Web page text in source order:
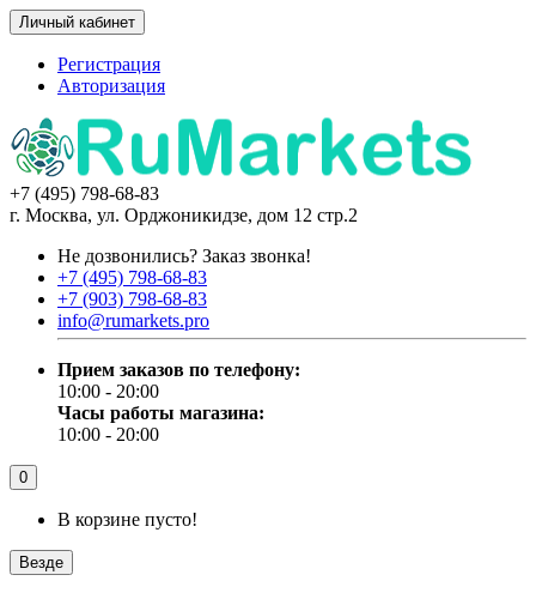
Личный кабинет
Регистрация
Авторизация
+7 (495) 798-68-83
г. Москва, ул. Орджоникидзе, дом 12 стр.2
Не дозвонились? Заказ звонка!
+7 (495) 798-68-83
+7 (903) 798-68-83
info@rumarkets.pro
Прием заказов по телефону:
10:00 - 20:00
Часы работы магазина:
10:00 - 20:00
0
В корзине пусто!
Везде